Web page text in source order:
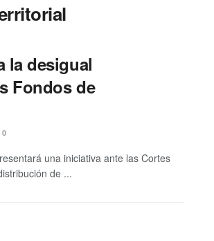
la desigual
Fondos de
0
una iniciativa ante las Cortes
de ...